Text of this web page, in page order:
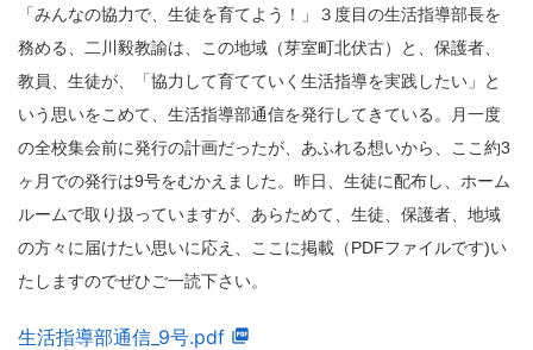
「みんなの協力で、生徒を育てよう！」３度目の生活指導部長を
務める、二川毅教諭は、この地域（芽室町北伏古）と、保護者、
教員、生徒が、「協力して育てていく生活指導を実践したい」と
いう思いをこめて、生活指導部通信を発行してきている。月一度
の全校集会前に発行の計画だったが、あふれる想いから、ここ約3
ヶ月での発行は9号をむかえました。昨日、 生徒に配布し、ホーム
ルームで取り扱っていますが、あらためて、生徒、保護者、地域
の方々に届けたい思いに応え、ここに掲載（PDFファイルです)い
たしますのでぜひご一読下さい。
生活指導部通信_9号.pdf